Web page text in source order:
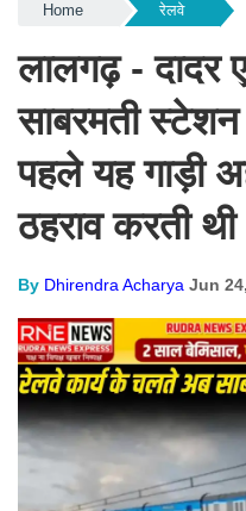
Home रेलवे
लालगढ़ - दादर
साबरमती स्टेशन
पहले यह गाड़ी
ठहराव करती थी
By Dhirendra Acharya Jun